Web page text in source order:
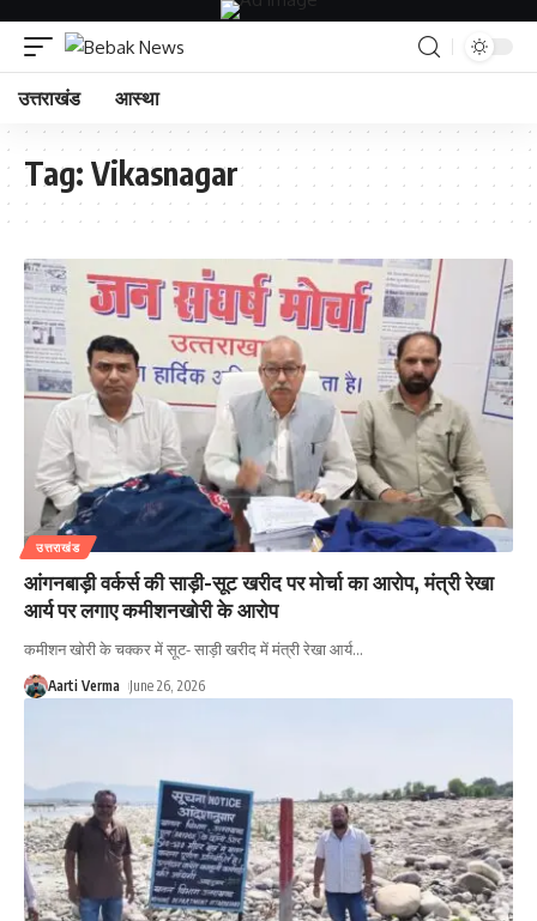
उत्तराखंड आस्था
Tag: Vikasnagar
उत्तराखंड
आंगनबाड़ी वर्कर्स की साड़ी-सूट खरीद पर मोर्चा का आरोप, मंत्री रेखा
आर्य पर लगाए कमीशनखोरी के आरोप
कमीशन खोरी के चक्कर में सूट- साड़ी खरीद में मंत्री रेखा आर्य…
Aarti Verma June 26, 2026